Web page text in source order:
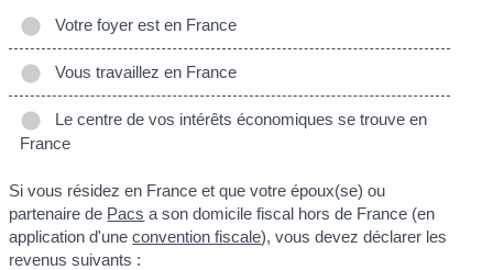
Votre foyer est en France
Vous travaillez en France
Le centre de vos intérêts économiques se trouve en
France
Si vous résidez en France et que votre époux(se) ou
partenaire de Pacs a son domicile fiscal hors de France (en
application d'uneconvention fiscale), vous devez déclarer les
revenus suivants :